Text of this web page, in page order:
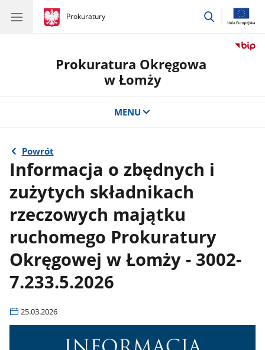
gov.pl
Prokuratury
gov.pl
Prokuratury
przejdź
Prokuratura Okręgowa
w Łomży
MENU
Powrót
Informacja o zbędnych i
zużytych składnikach
rzeczowych majątku
ruchomego Prokuratury
Okręgowej w Łomży - 3002-
7.233.5.2026
25.03.2026